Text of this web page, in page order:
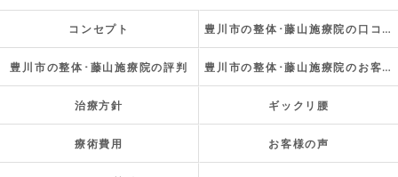
コンセプト 豊川市の整体･藤山施療院の口コミ情報
豊川市の整体･藤山施療院の評判 豊川市の整体･藤山施療院のお客様の声
治療方針 ギックリ腰
療術費用 お客様の声